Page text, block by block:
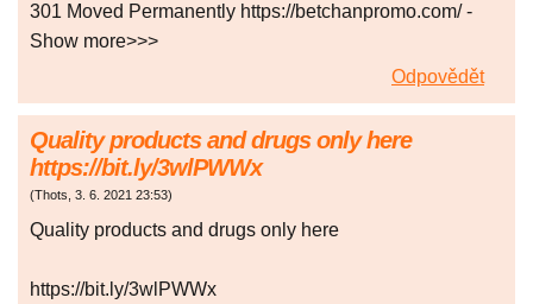
301 Moved Permanently https://betchanpromo.com/ -
Show more>>>
Odpovědět
Quality products and drugs only here
https://bit.ly/3wlPWWx
(Thots, 3. 6. 2021 23:53)
Quality products and drugs only here
https://bit.ly/3wlPWWx